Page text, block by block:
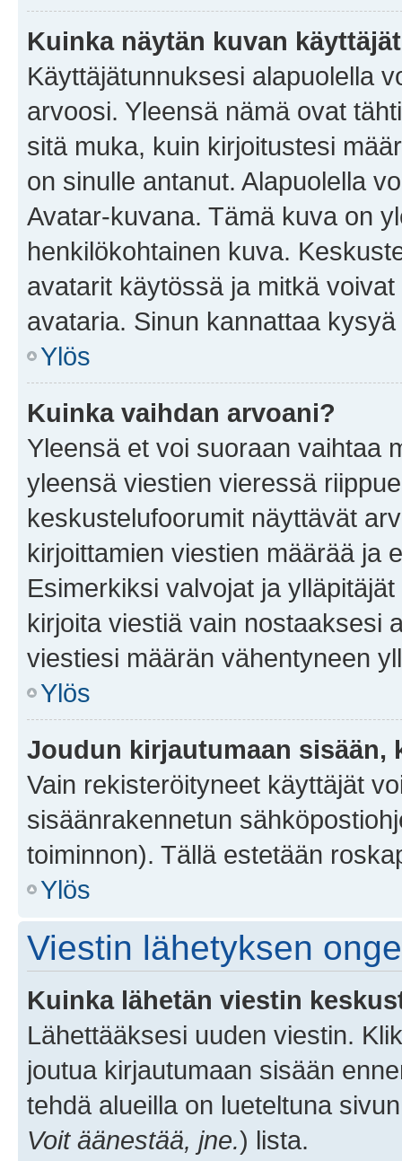
Kuinka näytän kuvan
Käyttäjätunnuksesi alapuolella
arvoosi. Yleensä nämä ovat
sitä muka, kuin kirjoitustesi
on sinulle antanut. Alapuolella
Avatar-kuvana. Tämä kuva on
henkilökohtainen kuva.
avatarit käytössä ja mitkä
avataria. Sinun kannattaa
Ylös
Kuinka vaihdan arvoani?
Yleensä et voi suoraan vaihtaa
yleensä viestien vieressä
keskustelufoorumit näyttävät
kirjoittamien viestien määrää ja
Esimerkiksi valvojat ja
kirjoita viestiä vain nostaaksesi
viestiesi määrän vähentyneen
Ylös
Joudun kirjautumaan sisään,
Vain rekisteröityneet käyttäjät
sisäänrakennetun
toiminnon). Tällä estetään
Ylös
Viestin lähetyksen
Kuinka lähetän viestin
Lähettääksesi uuden viestin.
joutua kirjautumaan sisään
tehdä alueilla on lueteltuna
Voit äänestää, jne.) lista.